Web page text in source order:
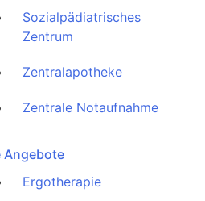
Sozialpädiatrisches
Zentrum
Zentralapotheke
Zentrale Notaufnahme
Angebote
Ergotherapie